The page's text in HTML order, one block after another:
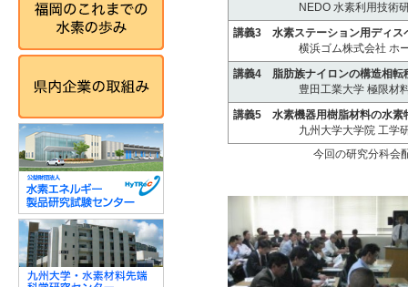
NEDO 水素利用技術研
講義3 水素ステーション用ディス
横浜ゴム株式会社 ホー
講義4 脂肪族ナイロンの構造相転
豊田工業大学 極限材料
講義5 水素機器用樹脂材料の水素
九州大学大学院 工学研究
今回の研究分科会